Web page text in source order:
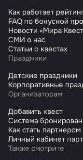
Как работает
FAQ по бонусной
Новости «Мира
СМИ о нас
Статьи о квестах
Праздники
Детские праздники
Корпоративные
Организаторам
Добавить квест
Система
Как стать партнером
Личный кабинет
Также смотрите